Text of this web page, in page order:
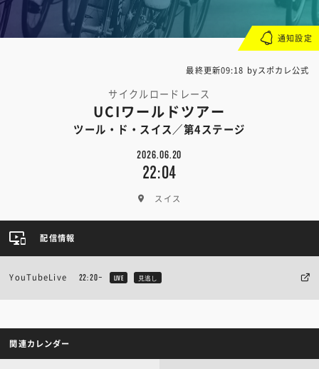
最終更新09:18 byスポカレ公式
サイクルロードレース
UCIワールドツアー
ツール・ド・スイス／第4ステージ
2026.06.20
22:04
スイス
通知設定
配信情報
YouTubeLive 22:20~ LIVE 見逃し
関連カレンダー